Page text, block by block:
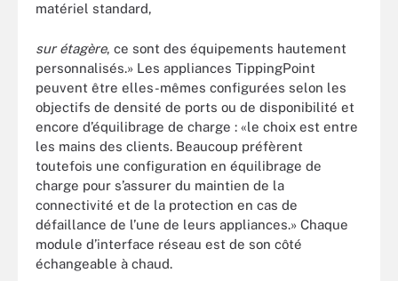
matériel standard,
sur étagère, ce sont des équipements hautement
personnalisés.» Les appliances TippingPoint
peuvent être elles-mêmes configurées selon les
objectifs de densité de ports ou de disponibilité et
encore d’équilibrage de charge : «le choix est entre
les mains des clients. Beaucoup préfèrent
toutefois une configuration en équilibrage de
charge pour s’assurer du maintien de la
connectivité et de la protection en cas de
défaillance de l’une de leurs appliances.» Chaque
module d’interface réseau est de son côté
échangeable à chaud.